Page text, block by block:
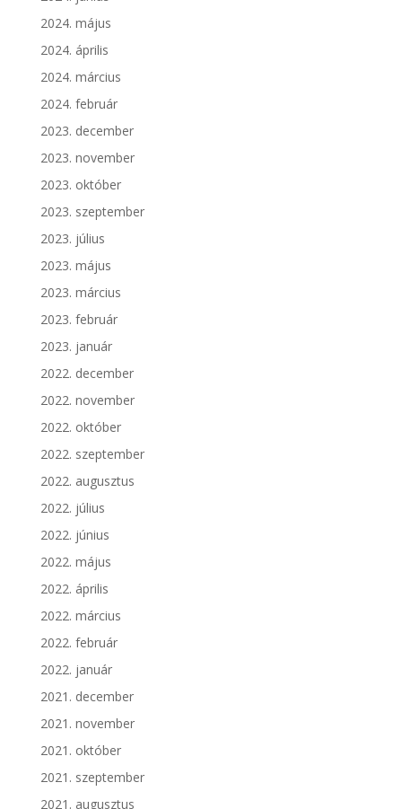
2024. május
2024. április
2024. március
2024. február
2023. december
2023. november
2023. október
2023. szeptember
2023. július
2023. május
2023. március
2023. február
2023. január
2022. december
2022. november
2022. október
2022. szeptember
2022. augusztus
2022. július
2022. június
2022. május
2022. április
2022. március
2022. február
2022. január
2021. december
2021. november
2021. október
2021. szeptember
2021. augusztus